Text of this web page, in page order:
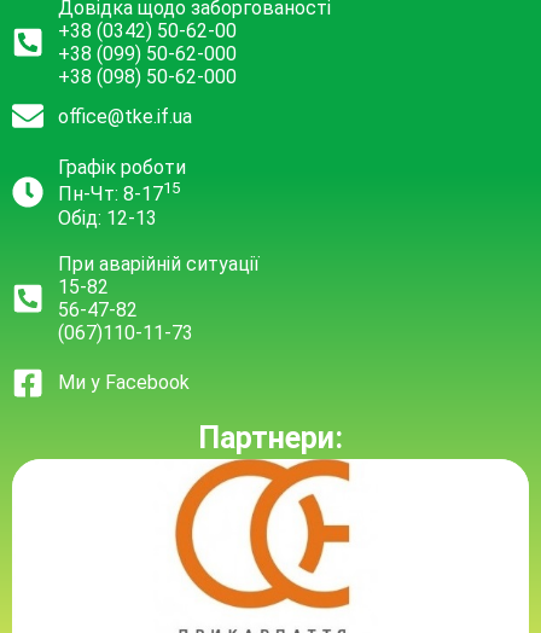
Довідка щодо заборгованості
+38 (0342) 50-62-00
+38 (099) 50-62-000
+38 (098) 50-62-000
office@tke.if.ua
Графік роботи
Пн-Чт: 8-1715
Обід: 12-13
При аварійній ситуації
15-82
56-47-82
(067)110-11-73
Ми у Facebook
Партнери: